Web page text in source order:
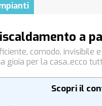
a
comodo, invisibile
gioia per la casa..ecco
Scopri il